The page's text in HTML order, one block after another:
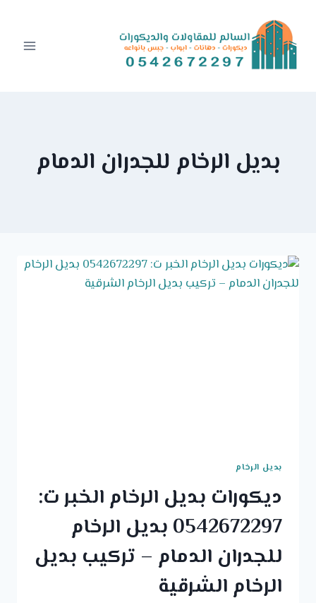
content
بديل الرخام للجدران الدمام
بديل الرخام
ديكورات بديل الرخام الخبر ت:
0542672297 بديل الرخام
للجدران الدمام – تركيب بديل
الرخام الشرقية